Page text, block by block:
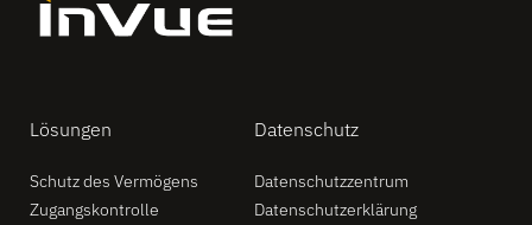
Lösungen
Schutz des Vermögens
Zugangskontrolle
Datenschutz
Datenschutzzentrum
Datenschutzerklärung